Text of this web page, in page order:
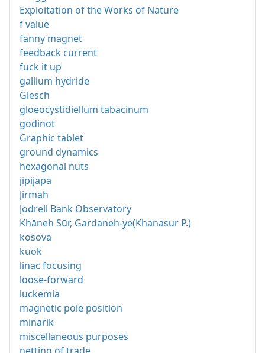
Exploitation of the Works of Nature
f value
fanny magnet
feedback current
fuck it up
gallium hydride
Glesch
gloeocystidiellum tabacinum
godinot
Graphic tablet
ground dynamics
hexagonal nuts
jipijapa
Jirmah
Jodrell Bank Observatory
Khāneh Sūr, Gardaneh-ye(Khanasur P.)
kosova
kuok
linac focusing
loose-forward
luckemia
magnetic pole position
minarik
miscellaneous purposes